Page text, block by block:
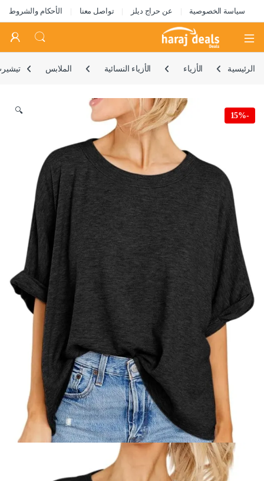
سياسة الخصوصية عن حراج ديلز تواصل معنا الأحكام والشروط
Open
الرئيسية الأزياء الأزياء النسائية الملابس
-
15%
🔍